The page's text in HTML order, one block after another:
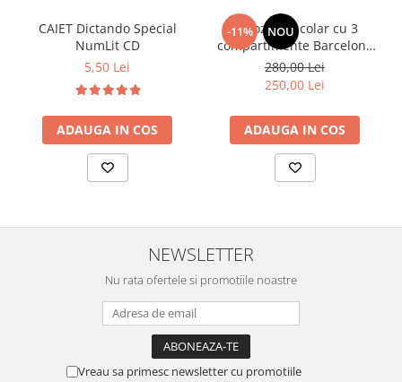
CAIET Dictando Special
NumLit CD
5,50 Lei
ADAUGA IN COS
-11% NOU
Ghiozdan școlar cu 3
compartimente Barcelona
AB340 Astrabag
albastru/rosu
280,00 Lei
250,00 Lei
ADAUGA IN COS
NEWSLETTER
Nu rata ofertele si promotiile noastre
Vreau sa primesc newsletter cu promotiile